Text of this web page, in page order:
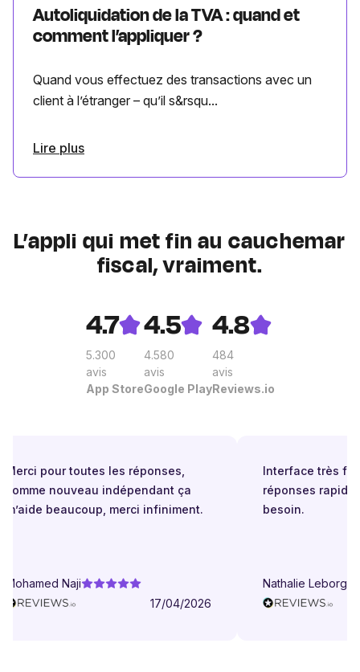
Autoliquidation de la TVA : quand et
comment l’appliquer ?
Quand vous effectuez des transactions avec un
client à l’étranger – qu’il s&rsqu...
Lire plus
L’appli qui met fin au cauchemar
fiscal, vraiment.
4.7
5.300
avis
App Store
4.5
4.580
avis
Google Play
4.8
484
avis
Reviews.io
pour toutes les réponses,
nouveau indépendant ça
beaucoup, merci infiniment.
Naji
17/04/2026
Interface très
réponses rapides
besoin.
Nathalie Leborgne